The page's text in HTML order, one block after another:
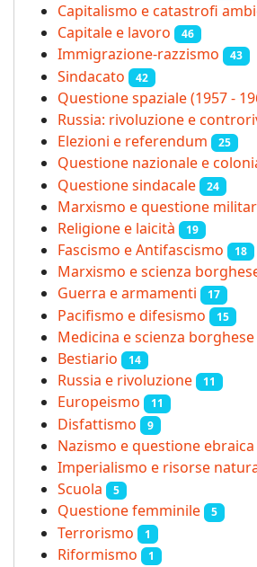
Capitalismo e catastrofi
Capitale e lavoro 46
Immigrazione-razzismo 43
Sindacato 42
Questione spaziale (1957 -
Russia: rivoluzione e
Elezioni e referendum 25
Questione nazionale e
Questione sindacale 24
Marxismo e questione
Religione e laicità 19
Fascismo e Antifascismo 18
Marxismo e scienza
Guerra e armamenti 17
Pacifismo e difesismo 15
Medicina e scienza borghese
Bestiario 14
Russia e rivoluzione 11
Europeismo 11
Disfattismo 9
Nazismo e questione ebraica
Imperialismo e risorse
Scuola 5
Questione femminile 5
Terrorismo 1
Riformismo 1